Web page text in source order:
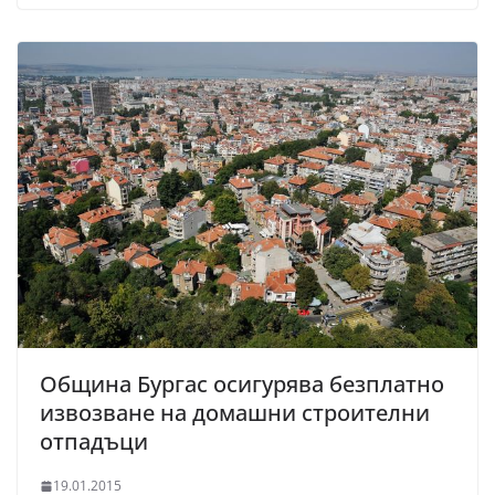
Община Бургас осигурява безплатно
извозване на домашни строителни
отпадъци
19.01.2015